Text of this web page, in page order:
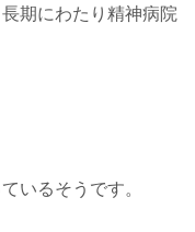
期にわたり精神病院
いるそうです。